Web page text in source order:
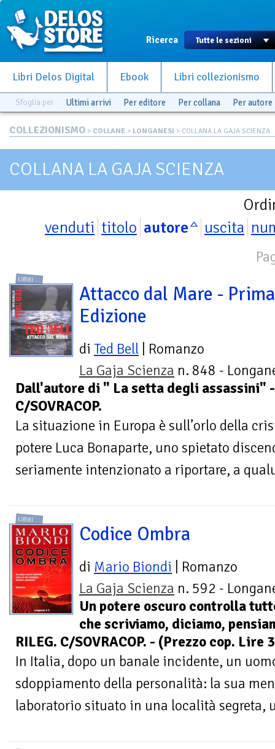
Ricerca
Libri Delos Digital Ebook Libri collezionismo
Sfoglia per Ultimi arrivi Per editore Per collana Per autore
COLLEZIONISMO > COLLANE > LONGANESI > COLLANA LA GAJA SCIENZA
COLLANA LA GAJA SCIENZA
venduti titolo autore uscita
LIBRI
Attacco dal Mare - Prima
Edizione
di Ted Bell | Romanzo
La Gaja Scienza n. 848 -
Dall'autore di " La setta degli assassini" -
C/SOVRACOP.
La situazione in Europa è sull’orlo della
potere Luca Bonaparte, uno spietato
seriamente intenzionato a riportare, a
LIBRI
Codice Ombra
di Mario Biondi | Romanzo
La Gaja Scienza n. 592 -
Un potere oscuro controlla
che scriviamo, diciamo,
RILEG. C/SOVRACOP. - (Prezzo cop. Lire
In Italia, dopo un banale incidente, un
sdoppiamento della personalità: la sua
laboratorio situato in una località segreta,